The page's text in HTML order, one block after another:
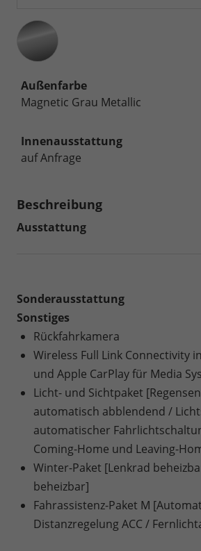
Außenfarbe
Magnetic Grau Metallic
Innenausstattung
auf Anfrage
Beschreibung
Ausstattung
Sonderausstattung
Sonstiges
Rückfahrkamera
Wireless Full Link Connectivity
und Apple CarPlay für Media
Licht- und Sichtpaket
automatisch abblendend /
automatischer
Coming-Home und Leaving-
Winter-Paket [Lenkrad
beheizbar]
Fahrassistenz-Paket M
Distanzregelung ACC /